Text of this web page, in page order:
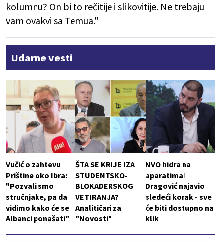
kolumnu? On bi to rečitije i slikovitije. Ne trebaju
vam ovakvi sa Temua."
Udarne vesti
Vučić o zahtevu
Prištine oko Ibra:
"Pozvali smo
stručnjake, pa da
vidimo kako će se
Albanci ponašati"
ŠTA SE KRIJE IZA
STUDENTSKO-
BLOKADERSKOG
VETIRANJA?
Analitičari za
"Novosti"
NVO hidra na
aparatima!
Dragović najavio
sledeći korak - sve
će biti dostupno na
klik